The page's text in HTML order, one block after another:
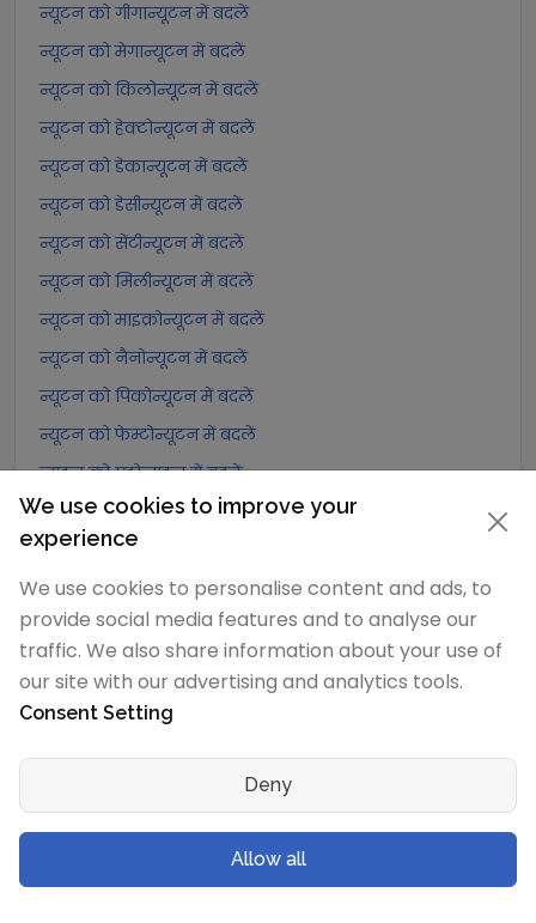
न्यूटन को गीगान्यूटन में बदलें
न्यूटन को मेगान्यूटन में बदलें
न्यूटन को किलोन्यूटन में बदलें
न्यूटन को हेक्टोन्यूटन में बदलें
न्यूटन को डेकान्यूटन में बदलें
न्यूटन को डेसीन्यूटन में बदलें
न्यूटन को सेंटीन्यूटन में बदलें
न्यूटन को मिलीन्यूटन में बदलें
न्यूटन को माइक्रोन्यूटन में बदलें
न्यूटन को नैनोन्यूटन में बदलें
न्यूटन को पिकोन्यूटन में बदलें
न्यूटन को फेम्टोन्यूटन में बदलें
न्यूटन को एट्टोन्यूटन में बदलें
न्यूटन को जूल/मीटर में बदलें
न्यूटन को जूल/सेंटीमीटर में बदलें
न्यूटन को पाउंडल में बदलें
न्यूटन को पाउंड फुट प्रति वर्ग सेकंड में बदलें
न्यूटन को डाइन में बदलें
न्यूटन को लघु टन-बल में बदलें
न्यूटन को किलोग्राम-बल में बदलें
न्यूटन को ग्राम-बल में बदलें
न्यूटन को किलोपोंड में बदलें
We use cookies to improve your
experience
We use cookies to personalise content and ads, to
provide social media features and to analyse our
traffic. We also share information about your use of
our site with our advertising and analytics tools.
Consent Setting
Deny
Allow all